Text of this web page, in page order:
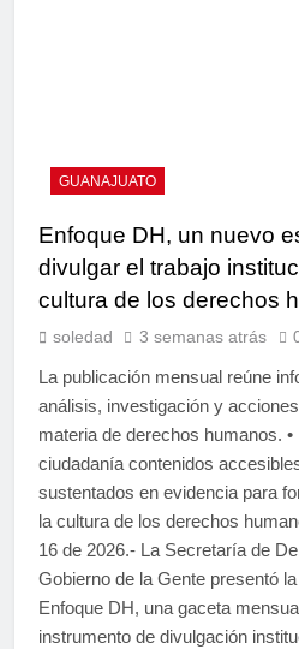
GUANAJUATO
Enfoque DH, un nuevo
divulgar el trabajo
cultura de los derechos
soledad 3 semanas atrás
La publicación mensual reúne
análisis, investigación y
materia de derechos humanos.
ciudadanía contenidos
sustentados en evidencia para
la cultura de los derechos
16 de 2026.- La Secretaría de
Gobierno de la Gente presentó
Enfoque DH, una gaceta
instrumento de divulgación